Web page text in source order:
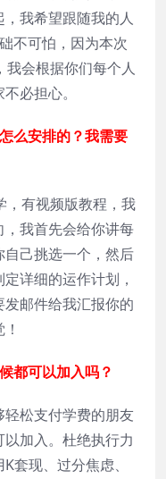
我希望跟随我的人
不可怕，因为本次
会根据你们每个人
必担心。
么安排的？我需要
，有视频版教程，我
我首先会给你讲每
己挑选一个，然后
详细的运作计划，
邮件给我汇报你的
都可以加入吗？
松支付学费的朋友
加入。杜绝执行力
套现、过分焦虑、